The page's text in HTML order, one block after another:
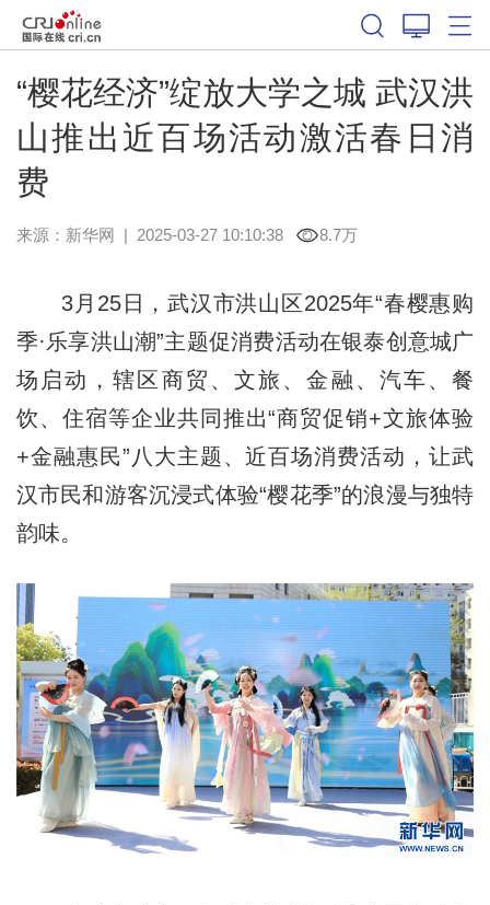
“樱花经济”绽放大学之城 武汉洪
山推出近百场活动激活春日消
费
来源： 新华网 | 2025-03-27 10:10:38 8.7万
3月25日，武汉市洪山区2025年“春樱惠购
季·乐享洪山潮”主题促消费活动在银泰创意城广
场启动，辖区商贸、文旅、金融、汽车、餐
饮、住宿等企业共同推出“商贸促销+文旅体验
+金融惠民”八大主题、近百场消费活动，让武
汉市民和游客沉浸式体验“樱花季”的浪漫与独特
韵味。